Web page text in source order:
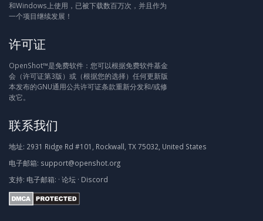
和Windows上使用，已被下载数百万次，并且作为
一个项目继续发展！
许可证
OpenShot™是免费软件：您可以根据免费软件基金
会（许可证第3版）或（根据您的选择）任何更新版
本发布的GNU通用公共许可证条款重新分发和/或修
改它。
联系我们
地址: 2931 Ridge Rd #101, Rockwall, TX 75032, United States
电子邮箱: support@openshot.org
支持: 电子邮箱: · 论坛 · Discord